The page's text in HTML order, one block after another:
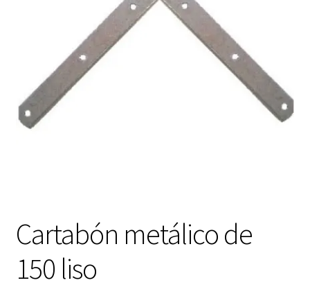
Descargar catálogo 2026
Cartabón metálico de
150 liso